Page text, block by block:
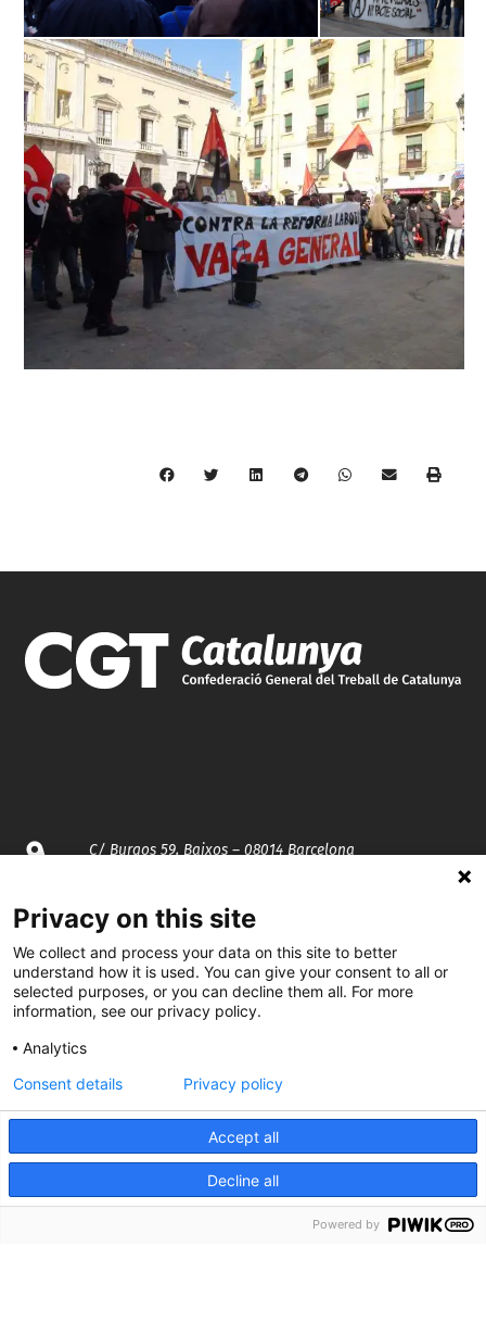
C/ Burgos 59, Baixos – 08014 Barcelona
spcgtcatalunya.cat
935 120 481
@CGTCatalunya
CGTCatalunya
Privacy on this site
We collect and process your data on this site to better
understand how it is used. You can give your consent to all or
selected purposes, or you can decline them all. For more
information, see our privacy policy.
Analytics
Accept all
Decline all
Consent details Privacy policy
Powered by